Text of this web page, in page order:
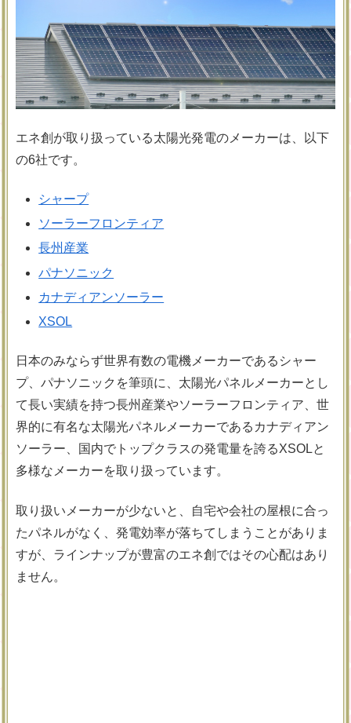
エネ創が取り扱っている太陽光発電のメーカーは、以下
の6社です。
シャープ
ソーラーフロンティア
長州産業
パナソニック
カナディアンソーラー
XSOL
日本のみならず世界有数の電機メーカーであるシャー
プ、パナソニックを筆頭に、太陽光パネルメーカーとし
て長い実績を持つ長州産業やソーラーフロンティア、世
界的に有名な太陽光パネルメーカーであるカナディアン
ソーラー、国内でトップクラスの発電量を誇るXSOLと
多様なメーカーを取り扱っています。
取り扱いメーカーが少ないと、自宅や会社の屋根に合っ
たパネルがなく、発電効率が落ちてしまうことがありま
すが、ラインナップが豊富のエネ創ではその心配はあり
ません。